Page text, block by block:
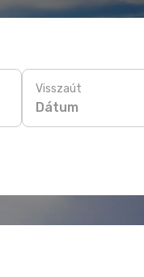
Visszaút
Dátum